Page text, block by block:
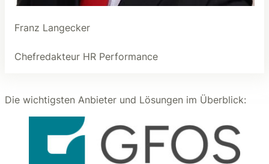
Franz Langecker
Chefredakteur HR Performance
Die wichtigsten Anbieter und Lösungen im Überblick: